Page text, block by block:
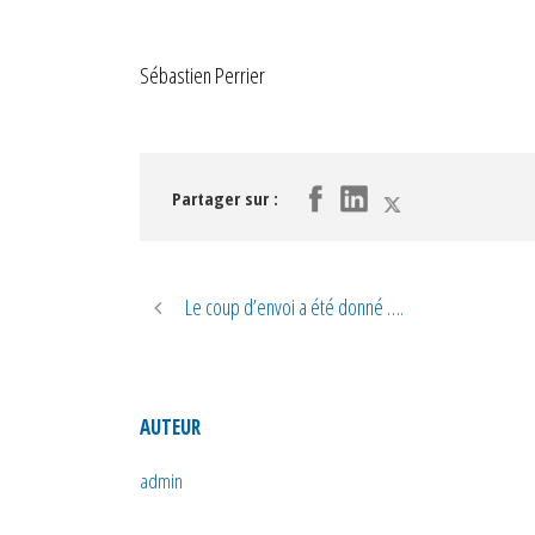
Sébastien Perrier
Partager sur :
Le coup d’envoi a été donné ….
AUTEUR
admin